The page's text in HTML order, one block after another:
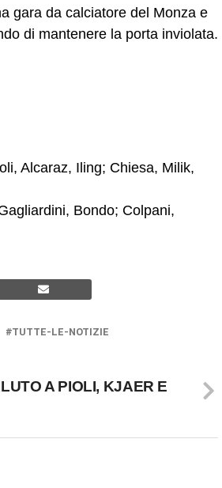
gara da calciatore del Monza e
di mantenere la porta inviolata.
Alcaraz, Iling; Chiesa, Milik,
Bondo; Colpani,
TUTTE-LE-NOTIZIE
A PIOLI, KJAER E